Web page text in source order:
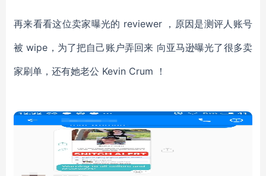
再来看看这位卖家曝光的 reviewer ，原因是测评人账号
被 wipe，为了把自己账户弄回来 向亚马逊曝光了很多卖
家刷单，还有她老公 Kevin Crum ！